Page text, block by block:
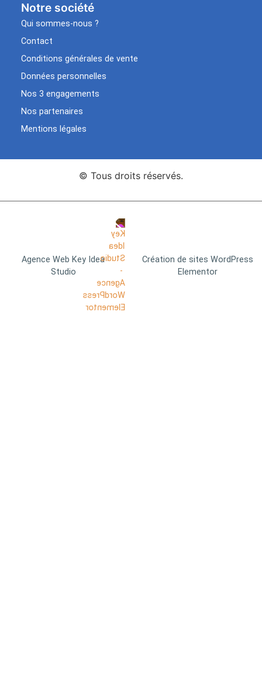
Notre société
Qui sommes-nous ?
Contact
Conditions générales de vente
Données personnelles
Nos 3 engagements
Nos partenaires
Mentions légales
© Tous droits réservés.
Agence Web Key Idea
Studio
Création de sites WordPress
Elementor